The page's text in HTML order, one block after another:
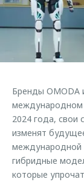
Оригинальные
Запчасти
Трейд-ин
Аксессуары
Одежда и
Оригинальные
Бренды OMODA
международном
2024 года, свои
изменят
международной
гибридные
которые